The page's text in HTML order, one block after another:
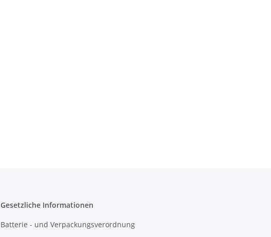
Gesetzliche Informationen
Batterie - und Verpackungsverordnung